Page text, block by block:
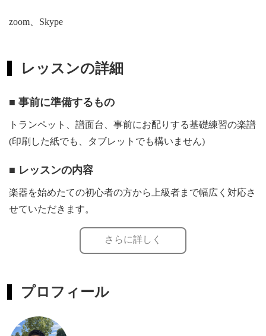
zoom、Skype
レッスンの詳細
■ 事前に準備するもの
トランペット、譜面台、事前にお配りする基礎練習の楽譜
(印刷した紙でも、タブレットでも構いません)
■ レッスンの内容
楽器を始めたての初心者の方から上級者まで幅広く対応さ
せていただきます。
レッスンは基本的に、ウォーミングアップ、基礎練、吹き
たい曲という流れで行います。
皆さんの演奏がどんどん楽に、もっと表現しやすくなるこ
体づくりなど、舞台に強くなるためのアドバイスもさせて
さらに詳しく
プロフィール